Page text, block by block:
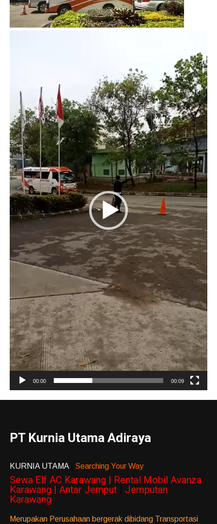
00:00 00:09
PT Kurnia Utama Adiraya
KURNIA UTAMA Searching Your Way
Sewa Elf AC Karawang | Rental Mobil Avanza
Karawang | Antar Jemput
Jemputan
Karawang
Merupakan Perusahaan bergerak dibidang Transportasi